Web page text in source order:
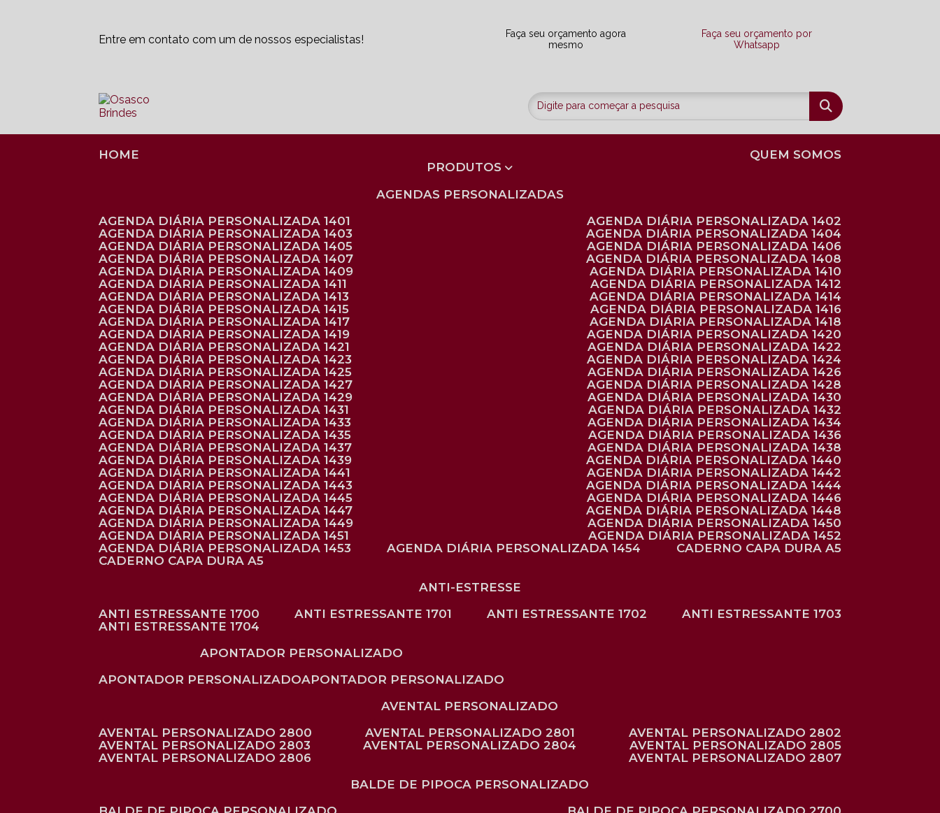
Entre em contato com um de nossos especialistas!
Faça seu orçamento agora
mesmo
Faça seu orçamento por
Whatsapp
HOME
QUEM SOMOS
PRODUTOS
AGENDAS PERSONALIZADAS
AGENDA DIÁRIA PERSONALIZADA 1401
AGENDA DIÁRIA PERSONALIZADA 1402
AGENDA DIÁRIA PERSONALIZADA 1403
AGENDA DIÁRIA PERSONALIZADA 1404
AGENDA DIÁRIA PERSONALIZADA 1405
AGENDA DIÁRIA PERSONALIZADA 1406
AGENDA DIÁRIA PERSONALIZADA 1407
AGENDA DIÁRIA PERSONALIZADA 1408
AGENDA DIÁRIA PERSONALIZADA 1409
AGENDA DIÁRIA PERSONALIZADA 1410
AGENDA DIÁRIA PERSONALIZADA 1411
AGENDA DIÁRIA PERSONALIZADA 1412
AGENDA DIÁRIA PERSONALIZADA 1413
AGENDA DIÁRIA PERSONALIZADA 1414
AGENDA DIÁRIA PERSONALIZADA 1415
AGENDA DIÁRIA PERSONALIZADA 1416
AGENDA DIÁRIA PERSONALIZADA 1417
AGENDA DIÁRIA PERSONALIZADA 1418
AGENDA DIÁRIA PERSONALIZADA 1419
AGENDA DIÁRIA PERSONALIZADA 1420
AGENDA DIÁRIA PERSONALIZADA 1421
AGENDA DIÁRIA PERSONALIZADA 1422
AGENDA DIÁRIA PERSONALIZADA 1423
AGENDA DIÁRIA PERSONALIZADA 1424
AGENDA DIÁRIA PERSONALIZADA 1425
AGENDA DIÁRIA PERSONALIZADA 1426
AGENDA DIÁRIA PERSONALIZADA 1427
AGENDA DIÁRIA PERSONALIZADA 1428
AGENDA DIÁRIA PERSONALIZADA 1429
AGENDA DIÁRIA PERSONALIZADA 1430
AGENDA DIÁRIA PERSONALIZADA 1431
AGENDA DIÁRIA PERSONALIZADA 1432
AGENDA DIÁRIA PERSONALIZADA 1433
AGENDA DIÁRIA PERSONALIZADA 1434
AGENDA DIÁRIA PERSONALIZADA 1435
AGENDA DIÁRIA PERSONALIZADA 1436
AGENDA DIÁRIA PERSONALIZADA 1437
AGENDA DIÁRIA PERSONALIZADA 1438
AGENDA DIÁRIA PERSONALIZADA 1439
AGENDA DIÁRIA PERSONALIZADA 1440
AGENDA DIÁRIA PERSONALIZADA 1441
AGENDA DIÁRIA PERSONALIZADA 1442
AGENDA DIÁRIA PERSONALIZADA 1443
AGENDA DIÁRIA PERSONALIZADA 1444
AGENDA DIÁRIA PERSONALIZADA 1445
AGENDA DIÁRIA PERSONALIZADA 1446
AGENDA DIÁRIA PERSONALIZADA 1447
AGENDA DIÁRIA PERSONALIZADA 1448
AGENDA DIÁRIA PERSONALIZADA 1449
AGENDA DIÁRIA PERSONALIZADA 1450
AGENDA DIÁRIA PERSONALIZADA 1451
AGENDA DIÁRIA PERSONALIZADA 1452
AGENDA DIÁRIA PERSONALIZADA 1453
AGENDA DIÁRIA PERSONALIZADA 1454
CADERNO CAPA DURA A5
CADERNO CAPA DURA A5
ANTI-ESTRESSE
ANTI ESTRESSANTE 1700
ANTI ESTRESSANTE 1701 ANTI ESTRESSANTE 1702
ANTI ESTRESSANTE 1703
ANTI ESTRESSANTE 1704
APONTADOR PERSONALIZADO
APONTADOR PERSONALIZADO
APONTADOR PERSONALIZADO
AVENTAL PERSONALIZADO
AVENTAL PERSONALIZADO 2800
AVENTAL PERSONALIZADO 2801
AVENTAL PERSONALIZADO 2802
AVENTAL PERSONALIZADO 2803
AVENTAL PERSONALIZADO 2804
AVENTAL PERSONALIZADO 2805
AVENTAL PERSONALIZADO 2806
AVENTAL PERSONALIZADO 2807
BALDE DE PIPOCA PERSONALIZADO